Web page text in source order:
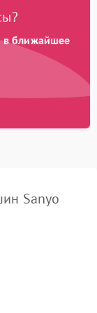
Подробнее →
в ближайшее
Sanyo